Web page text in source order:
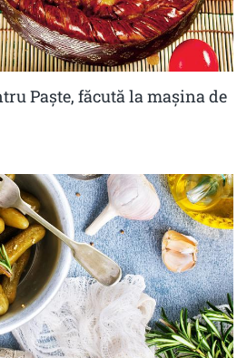
Paște, făcută la mașina de